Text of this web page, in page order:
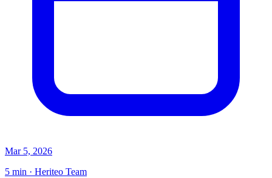
Mar 5, 2026
5 min · Heriteo Team